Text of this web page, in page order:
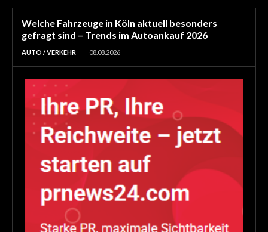
Welche Fahrzeuge in Köln aktuell besonders
gefragt sind – Trends im Autoankauf 2026
AUTO / VERKEHR 08.08.2026